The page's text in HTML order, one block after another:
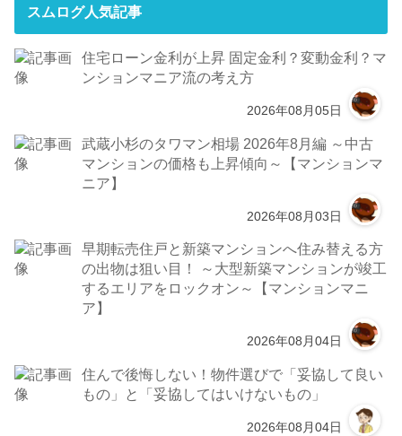
スムログ人気記事
住宅ローン金利が上昇 固定金利？変動金利？マ
ンションマニア流の考え方
2026年08月05日
武蔵小杉のタワマン相場 2026年8月編 ～中古
マンションの価格も上昇傾向～【マンションマ
ニア】
2026年08月03日
早期転売住戸と新築マンションへ住み替える方
の出物は狙い目！ ～大型新築マンションが竣工
するエリアをロックオン～【マンションマニ
ア】
2026年08月04日
住んで後悔しない！物件選びで「妥協して良い
もの」と「妥協してはいけないもの」
2026年08月04日